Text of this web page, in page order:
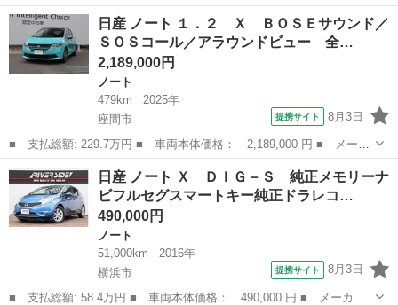
名： 日産 ■ 車種名： ノート ■ グレード名： Ｘ スマートキ
ー・プッシュスタート・ラジオ・エアコン・ＴＶ・ナビ・ＣＤ・ＥＴ
Ｃ・開錠ボタ...
埼玉 熊谷市 ノート
日産 ノート １．２ Ｘ ＢＯＳＥサウンド／
ＳＯＳコール／アラウンドビュー 全…
2,189,000円
ノート
479km
2025年
座間市
提携サイト 8月3日
■ 支払総額: 229.7万円 ■ 車両本体価格： 2,189,000 円 ■ メーカ
ー名： 日産 ■ 車種名： ノート ■ グレード名： １．２ Ｘ
ＢＯＳＥサウンド／ＳＯＳコール／アラウンドビュー 全周カメラ
エマージ...
神奈川 座間市 ノート
日産 ノート Ｘ ＤＩＧ－Ｓ 純正メモリーナ
ビフルセグスマートキー純正ドラレコ…
490,000円
ノート
51,000km
2016年
横浜市
提携サイト 8月3日
■ 支払総額: 58.4万円 ■ 車両本体価格： 490,000 円 ■ メーカー